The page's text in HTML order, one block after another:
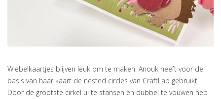
Wiebelkaartjes blijven leuk om te maken. Anouk heeft voor de
basis van haar kaart de nested circles van CraftLab gebruikt.
Door de grootste cirkel ui te stansen en dubbel te vouwen heb